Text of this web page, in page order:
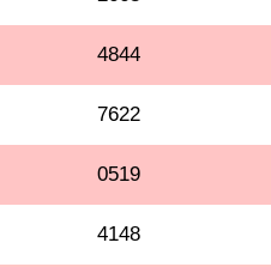
4844
7622
0519
4148